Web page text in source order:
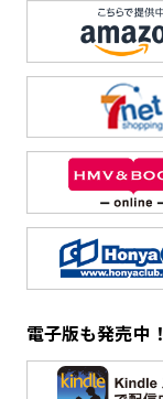
電子版も発売中！